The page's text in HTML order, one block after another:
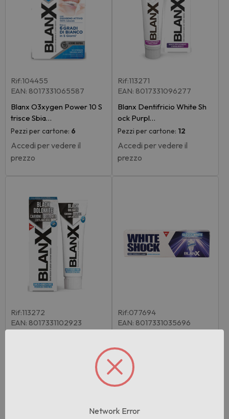
Rif:104455
EAN: 8017331065587
Blanx O3xygen Power 10 S
trisce Sbia…
Pezzi per cartone: 6
Accedi per vedere il
prezzo
Rif:113271
EAN: 8017331096277
Blanx Dentifricio White Sh
ock Purpl…
Pezzi per cartone: 12
Accedi per vedere il
prezzo
Rif:113272
EAN: 8017331102923
Rif:077694
EAN: 8017331035696
ock Gloss…
Pezzi per cartone:
Accedi per vedere il
prezzo
Network Error